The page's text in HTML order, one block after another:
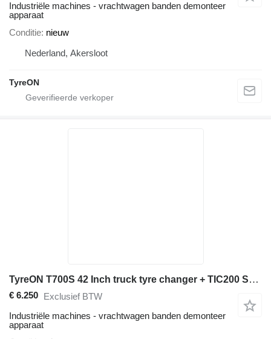
Industriële machines - vrachtwagen banden demonteer
apparaat
Conditie nieuw
Nederland, Akersloot
TyreON
TyreON T700S 42 Inch truck tyre changer + TIC200 Safety cage + TRP AL
€ 6.250 Exclusief BTW
Industriële machines - vrachtwagen banden demonteer
apparaat